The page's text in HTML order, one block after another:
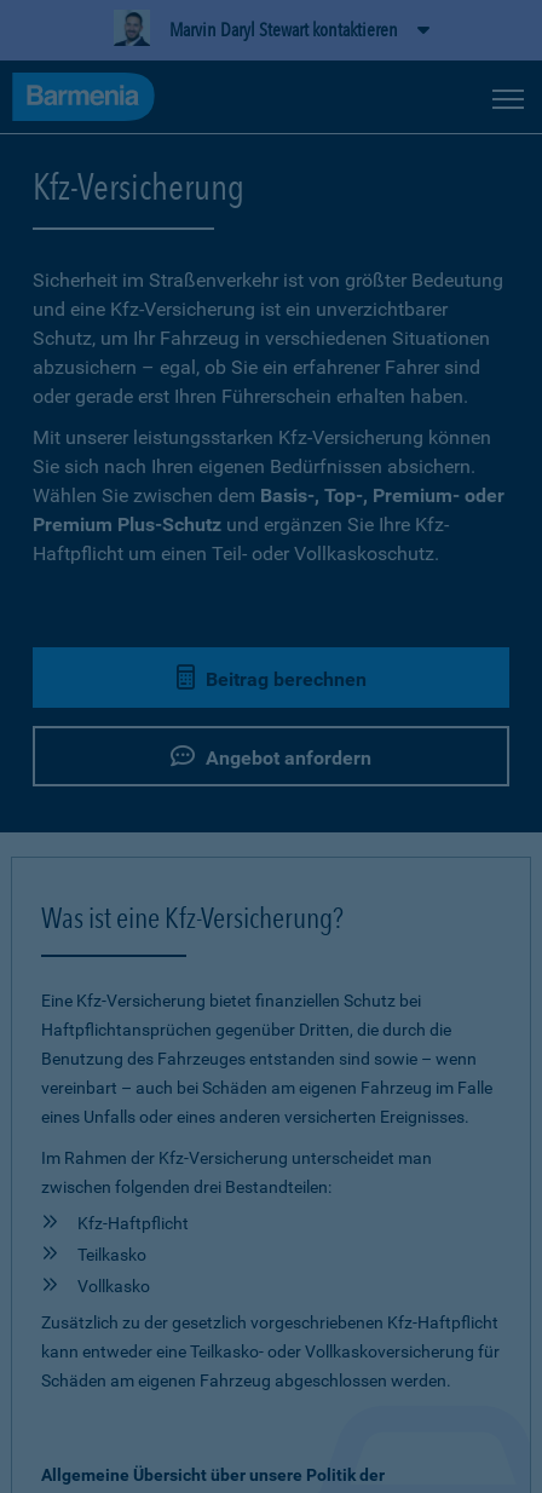
Marvin Daryl Stewart kontaktieren
Kfz-Versicherung
Sicherheit im Straßenverkehr ist von größter Bedeutung
und eine Kfz-Versicherung ist ein unverzichtbarer
Schutz, um Ihr Fahrzeug in verschiedenen Situationen
abzusichern – egal, ob Sie ein erfahrener Fahrer sind
oder gerade erst Ihren Führerschein erhalten haben.
Mit unserer leistungsstarken Kfz-Versicherung können
Sie sich nach Ihren eigenen Bedürfnissen absichern.
Wählen Sie zwischen dem Basis-, Top-, Premium- oder
Premium Plus-Schutz und ergänzen Sie Ihre Kfz-
Haftpflicht um einen Teil- oder Vollkaskoschutz.
Beitrag berechnen
Angebot anfordern
Was ist eine Kfz-Versicherung?
Eine Kfz-Versicherung bietet finanziellen Schutz bei
Haftpflichtansprüchen gegenüber Dritten, die durch die
Benutzung des Fahrzeuges entstanden sind sowie – wenn
vereinbart – auch bei Schäden am eigenen Fahrzeug im Falle
eines Unfalls oder eines anderen versicherten Ereignisses.
Im Rahmen der Kfz-Versicherung unterscheidet man
zwischen folgenden drei Bestandteilen:
Kfz-Haftpflicht
Teilkasko
Vollkasko
Zusätzlich zu der gesetzlich vorgeschriebenen Kfz-Haftpflicht
kann entweder eine Teilkasko- oder Vollkaskoversicherung für
Schäden am eigenen Fahrzeug abgeschlossen werden.
Allgemeine Übersicht über unsere Politik der